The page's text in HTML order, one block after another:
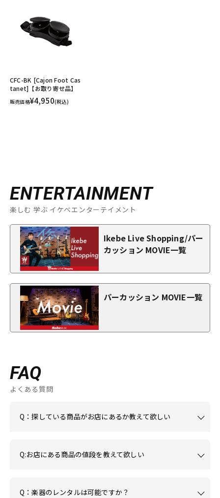
CFC-BK [Cajon Foot Cas
tanet]【お取り寄せ品】
販売価格¥4,950(税込)
ENTERTAINMENT
楽しむ 学ぶ イケベエンターテイメント
Ikebe Live Shopping/パー
カッション MOVIE一覧
パーカッション MOVIE一覧
FAQ
よくある質問
Q：探している商品がお店にあるか教えて欲しい
Q:お店にある商品の値段を教えて欲しい
Q：楽器のレンタルは可能ですか？